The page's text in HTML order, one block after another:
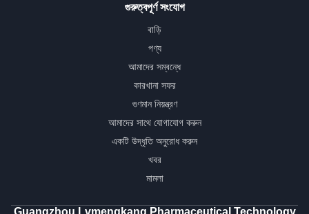
গুরুত্বপূর্ণ সংযোগ
বাড়ি
পণ্য
আমাদের সম্বন্ধে
কারখানা সফর
গুণমান নিয়ন্ত্রণ
আমাদের সাথে যোগাযোগ করুন
একটি উদ্ধৃতি অনুরোধ করুন
খবর
মামলা
Guangzhou Lvmengkang Pharmaceutical Technology